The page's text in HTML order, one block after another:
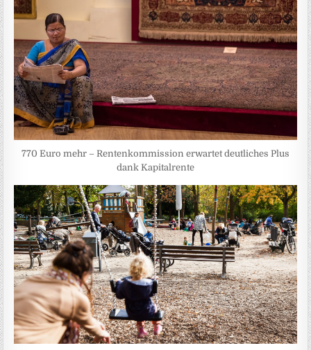
770 Euro mehr – Rentenkommission erwartet deutliches Plus
dank Kapitalrente